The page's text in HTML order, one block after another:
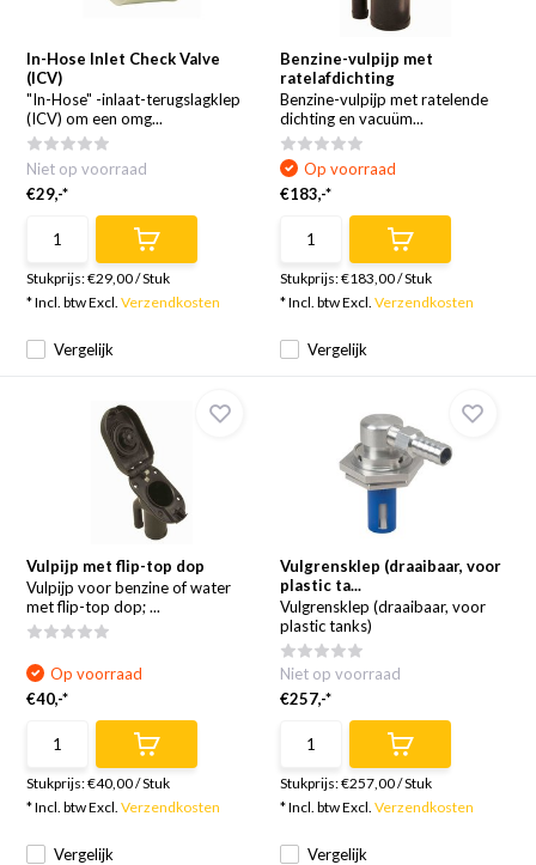
In-Hose Inlet Check Valve
(ICV)
"In-Hose" -inlaat-terugslagklep
(ICV) om een omg...
Vergelijk
Niet op voorraad
€29,-*
Stukprijs:€29,00/Stuk
* Incl. btw Excl.Verzendkosten
Benzine-vulpijp met
ratelafdichting
Benzine-vulpijp met ratelende
dichting en vacuüm...
Vergelijk
Op voorraad
€183,-*
Stukprijs:€183,00/Stuk
* Incl. btw Excl. Verzendkosten
Vulpijp met flip-top dop
Vulpijp voor benzine of water
met flip-top dop; ...
Vergelijk
Op voorraad
€40,-*
Stukprijs:€40,00/Stuk
* Incl. btw Excl.Verzendkosten
Vulgrensklep (draaibaar, voor
plastic ta...
Vulgrensklep (draaibaar, voor
plastic tanks)
Vergelijk
Niet op voorraad
€257,-*
Stukprijs:€257,00/Stuk
* Incl. btw Excl. Verzendkosten